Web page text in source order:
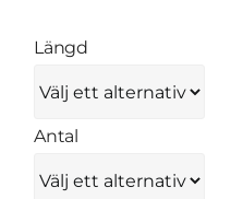
Längd
Antal